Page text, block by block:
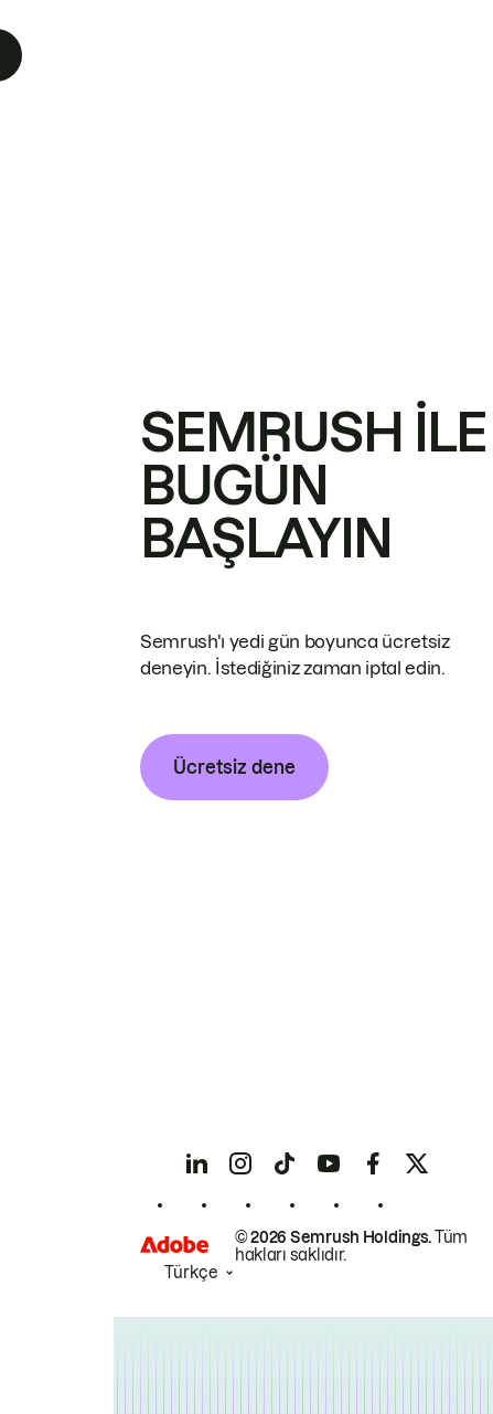
SEMRUSH ILE
BUGÜN
BAŞLAYIN
Semrush'ı yedi gün boyunca ücretsiz
deneyin. İstediğiniz zaman iptal edin.
Ücretsiz dene
© 2026 Semrush Holdings.Tüm
hakları saklıdır.
Türkçe